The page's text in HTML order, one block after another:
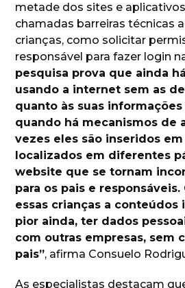
metade dos sites e
chamadas barreiras técnicas
crianças, como solicitar
responsável para fazer login
pesquisa prova que ainda
usando a internet sem as
quanto às suas informações
quando há mecanismos de
vezes eles são inseridos
localizados em diferentes
website que se tornam
para os pais e
essas crianças a conteúdos
pior ainda, ter dados
com outras empresas, sem
pais”, afirma Consuelo
As especialistas destacam